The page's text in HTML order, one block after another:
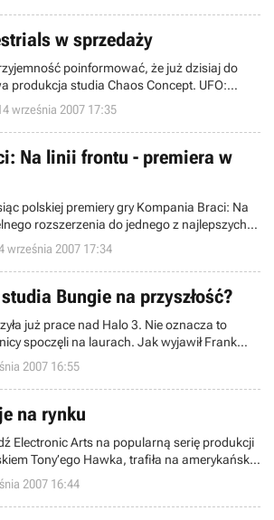
w sprzedaży
poinformować, że już dzisiaj do
produkcja studia Chaos Concept. UFO:
strategii globalnej i taktycznej,
tradycji serii UFO i X-Com z połowy lat
września 2007 17:35
Na linii frontu - premiera w
polskiej premiery gry Kompania Braci: Na
rozszerzenia do jednego z najlepszych
września 2007 17:34
Bungie na przyszłość?
już prace nad Halo 3. Nie oznacza to
spoczęli na laurach. Jak wyjawił Frank
studia, już teraz myślą o kolejnych
na przyszłość opowiedział w trakcie wywiadu
serwisu ShackNews, Chrisowi Remo.
2007 16:55
na rynku
Electronic Arts na popularną serię produkcji
Tony’ego Hawka, trafiła na amerykańskie
wiedząc o tym, jak silna jest konkurencja,
z nieco innej strony i stworzyć grę
oddającą specyfikę jazdy na deskorolce.
2007 16:44